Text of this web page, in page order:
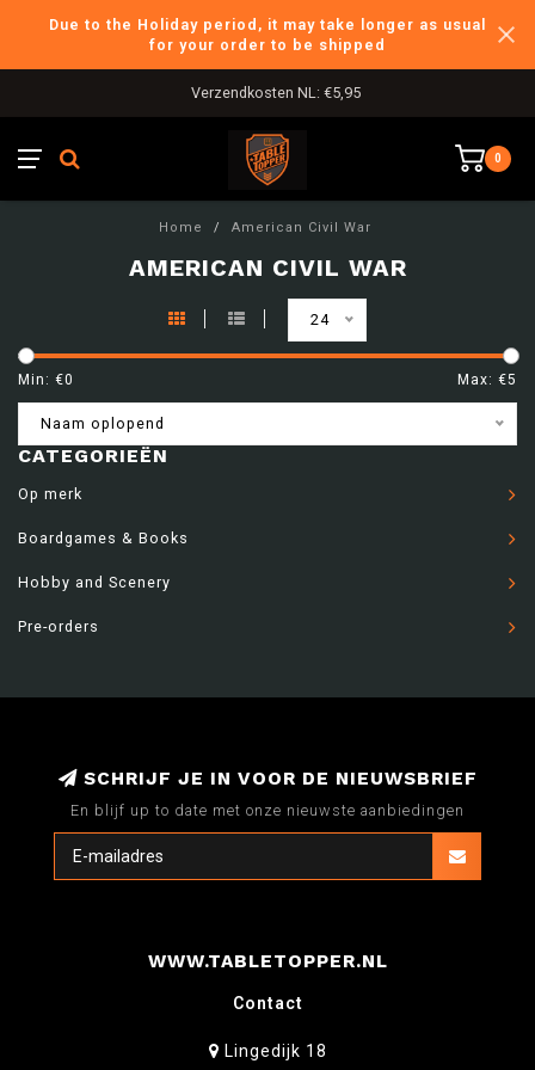
Due to the Holiday period, it may take longer as usual
for your order to be shipped
Verzendkosten NL: €5,95
0
Home / American Civil War
AMERICAN CIVIL WAR
24
Min: €0 Max: €5
Naam oplopend
CATEGORIEËN
Op merk
Boardgames & Books
Hobby and Scenery
Pre-orders
SCHRIJF JE IN VOOR DE NIEUWSBRIEF
En blijf up to date met onze nieuwste aanbiedingen
WWW.TABLETOPPER.NL
Contact
Lingedijk 18